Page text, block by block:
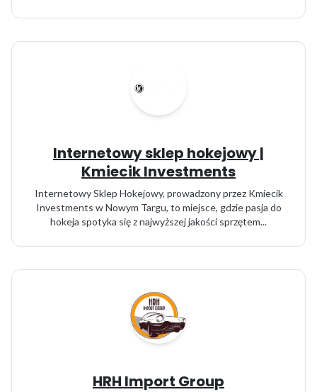
Internetowy sklep hokejowy |
Kmiecik Investments
Internetowy Sklep Hokejowy, prowadzony przez Kmiecik
Investments w Nowym Targu, to miejsce, gdzie pasja do
hokeja spotyka się z najwyższej jakości sprzętem...
HRH Import Group